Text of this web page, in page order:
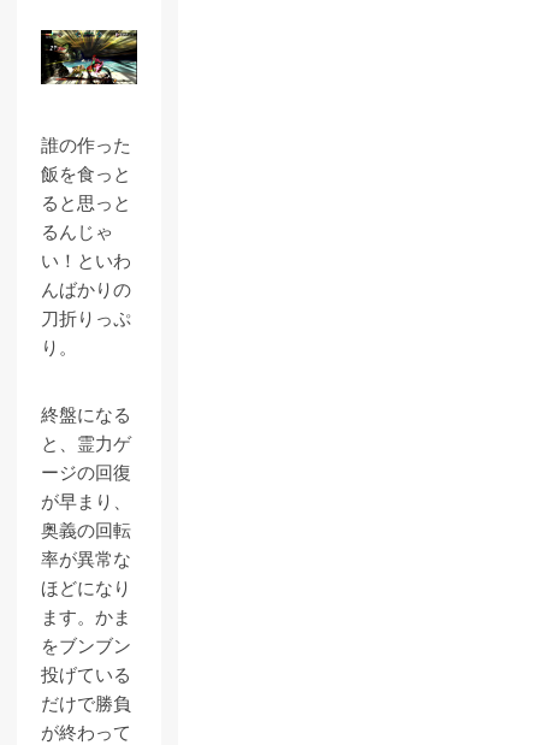
誰の作った
飯を食っと
ると思っと
るんじゃ
い！といわ
んばかりの
刀折りっぷ
り。
終盤になる
と、霊力ゲ
ージの回復
が早まり、
奥義の回転
率が異常な
ほどになり
ます。かま
をブンブン
投げている
だけで勝負
が終わって